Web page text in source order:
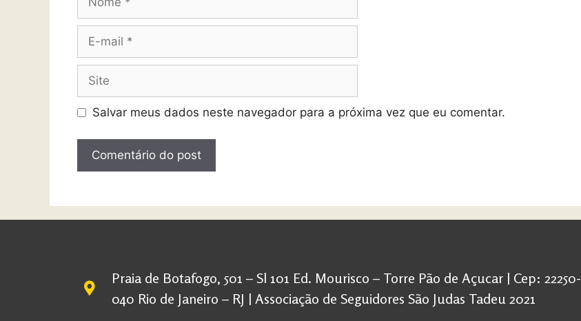
Salvar meus dados neste navegador para a próxima vez que eu comentar.
Praia de Botafogo, 501 – Sl 101 Ed. Mourisco – Torre Pão de Açucar | Cep: 22250-
040 Rio de Janeiro – RJ | Associação de Seguidores São Judas Tadeu 2021